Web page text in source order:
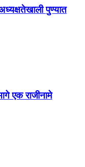
पुण्यात
एक राजीनामे